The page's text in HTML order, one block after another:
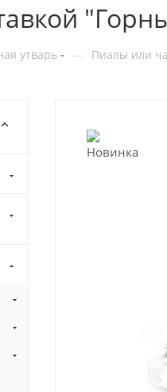
утварь — Пиалы или